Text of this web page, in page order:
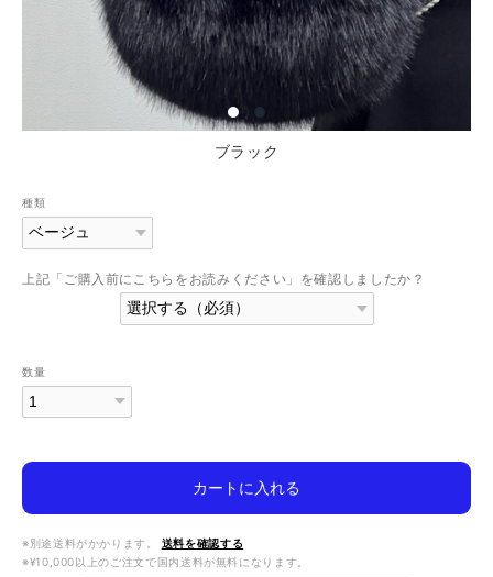
ブラック
種類
上記「ご購入前にこちらをお読みください」を確認しましたか？
数量
カートに入れる
※別途送料がかかります。
送料を確認する
※¥10,000以上のご注文で国内送料が無料になります。